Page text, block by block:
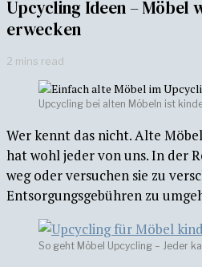
Upcycling Ideen – Möbel
erwecken
2 mins read
Upcycling bei alten Möbeln ist
Wer kennt das nicht. Alte
hat wohl jeder von uns. In der
weg oder versuchen sie zu
Entsorgungsgebühren zu
So geht Möbel Upcycling – Jeder